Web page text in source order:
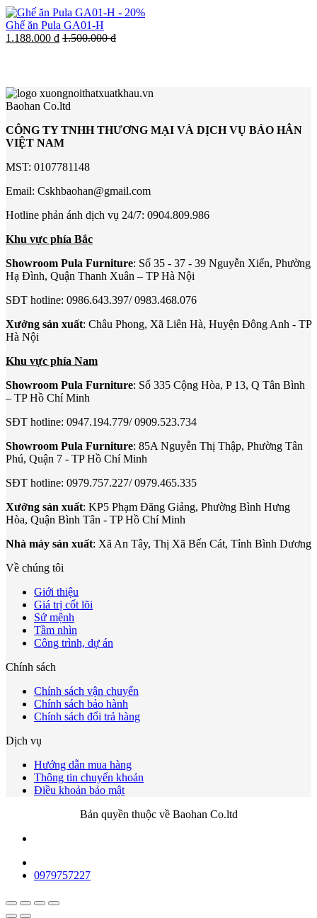
- 20%
Ghế ăn Pula GA01-H
1.188.000 đ 1.500.000 đ
Baohan Co.ltd
CÔNG TY TNHH THƯƠNG MẠI VÀ DỊCH VỤ BẢO HÂN
VIỆT NAM
MST: 0107781148
Email: Cskhbaohan@gmail.com
Hotline phản ánh dịch vụ 24/7: 0904.809.986
Khu vực phía Bắc
Showroom Pula Furniture: Số 35 - 37 - 39 Nguyễn Xiển, Phường
Hạ Đình, Quận Thanh Xuân – TP Hà Nội
SĐT hotline: 0986.643.397/ 0983.468.076
Xưởng sản xuất: Châu Phong, Xã Liên Hà, Huyện Đông Anh - TP
Hà Nội
Khu vực phía Nam
Showroom Pula Furniture: Số 335 Cộng Hòa, P 13, Q Tân Bình
– TP Hồ Chí Minh
SĐT hotline: 0947.194.779/ 0909.523.734
Showroom Pula Furniture: 85A Nguyễn Thị Thập, Phường Tân
Phú, Quận 7 - TP Hồ Chí Minh
SĐT hotline: 0979.757.227/ 0979.465.335
Xưởng sản xuất: KP5 Phạm Đăng Giảng, Phường Bình Hưng
Hòa, Quận Bình Tân - TP Hồ Chí Minh
Nhà máy sản xuất: Xã An Tây, Thị Xã Bến Cát, Tỉnh Bình Dương
Về chúng tôi
Giới thiệu
Giá trị cốt lõi
Sứ mệnh
Tầm nhìn
Công trình, dự án
Chính sách
Chính sách vận chuyển
Chính sách bảo hành
Chính sách đổi trả hàng
Dịch vụ
Hướng dẫn mua hàng
Thông tin chuyển khoản
Điều khoản bảo mật
Bản quyền thuộc về Baohan Co.ltd
0979757227